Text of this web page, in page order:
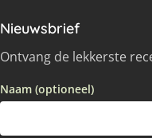
Nieuwsbrief
Ontvang de lekkerste
Naam (optioneel)